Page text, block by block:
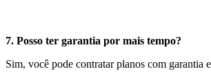
7. Posso ter garantia por mais tempo?
Sim, você pode contratar planos com garantia